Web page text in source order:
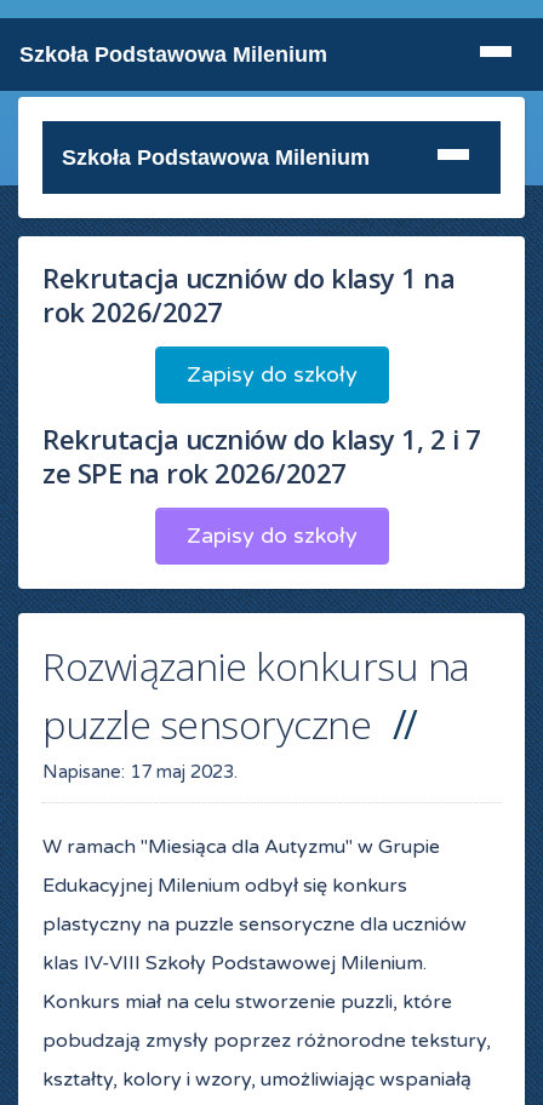
Szkoła Podstawowa Milenium
Szkoła Podstawowa Milenium
Rekrutacja uczniów do klasy 1 na
rok 2026/2027
Zapisy do szkoły
Rekrutacja uczniów do klasy 1, 2 i 7
ze SPE na rok 2026/2027
Zapisy do szkoły
Rozwiązanie konkursu na
puzzle sensoryczne
Napisane: 17 maj 2023.
W ramach "Miesiąca dla Autyzmu" w Grupie
Edukacyjnej Milenium odbył się konkurs
plastyczny na puzzle sensoryczne dla uczniów
klas IV-VIII Szkoły Podstawowej Milenium.
Konkurs miał na celu stworzenie puzzli, które
pobudzają zmysły poprzez różnorodne tekstury,
kształty, kolory i wzory, umożliwiając wspaniałą